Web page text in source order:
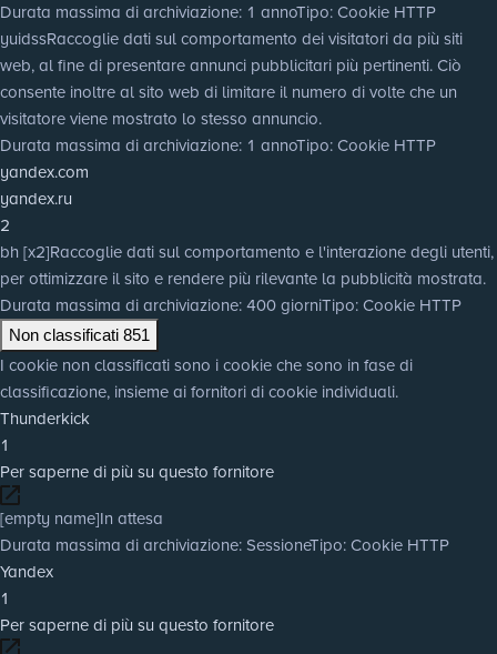
Durata massima di archiviazione: 1 annoTipo: Cookie HTTP
yuidssRaccoglie dati sul comportamento dei visitatori da più siti
web, al fine di presentare annunci pubblicitari più pertinenti. Ciò
consente inoltre al sito web di limitare il numero di volte che un
visitatore viene mostrato lo stesso annuncio.
Durata massima di archiviazione: 1 annoTipo: Cookie HTTP
yandex.com
yandex.ru
2
bh [x2]Raccoglie dati sul comportamento e l'interazione degli utenti,
per ottimizzare il sito e rendere più rilevante la pubblicità mostrata.
Durata massima di archiviazione: 400 giorniTipo: Cookie HTTP
Non classificati 851
I cookie non classificati sono i cookie che sono in fase di
classificazione, insieme ai fornitori di cookie individuali.
Thunderkick
1
Per saperne di più su questo fornitore
[empty name]In attesa
Durata massima di archiviazione: SessioneTipo: Cookie HTTP
Yandex
1
Per saperne di più su questo fornitore